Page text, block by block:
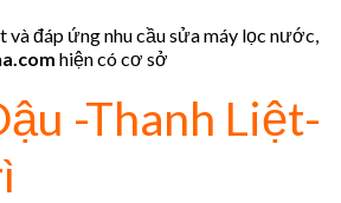
đáp ứng nhu cầu sửa máy lọc nước,
hiện có cơ sở
-Thanh Liệt-